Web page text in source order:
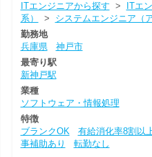
ITエンジニアから探す > ITエ
系）
> システムエンジニア（
勤務地
兵庫県
神戸市
最寄り駅
新神戸駅
業種
ソフトウェア・情報処理
特徴
ブランクOK
有給消化率8割以
事補助あり
転勤なし